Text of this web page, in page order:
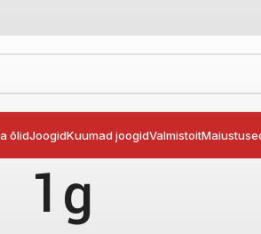
õlidJoogidKuumad joogidValmistoit
1g